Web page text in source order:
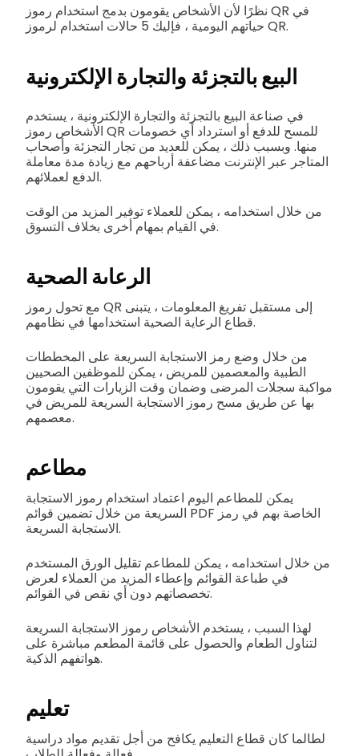
نظرًا لأن الأشخاص يقومون بدمج استخدام رموز QR في
حياتهم اليومية ، فإليك 5 حالات استخدام لرموز QR.
البيع بالتجزئة والتجارة الإلكترونية
في صناعة البيع بالتجزئة والتجارة الإلكترونية ، يستخدم
الأشخاص رموز QR للمسح للدفع أو استرداد أي خصومات
منها. وبسبب ذلك ، يمكن للعديد من تجار التجزئة وأصحاب
المتاجر عبر الإنترنت مضاعفة أرباحهم مع زيادة مدة معاملة
الدفع لعملائهم.
من خلال استخدامه ، يمكن للعملاء توفير المزيد من الوقت
في القيام بمهام أخرى بخلاف التسوق.
الرعاىة الصحية
مع تحول رموز QR إلى مستقبل تفريغ المعلومات ، يتبنى
قطاع الرعاية الصحية استخدامها في نظامهم.
من خلال وضع رمز الاستجابة السريعة على المخططات
الطبية والمعصمين للمريض ، يمكن للموظفين الصحيين
مواكبة سجلات المرضى وضمان وقت الزيارات التي يقومون
بها عن طريق مسح رموز الاستجابة السريعة للمريض في
معصمهم.
مطاعم
يمكن للمطاعم اليوم اعتماد استخدام رموز الاستجابة
السريعة من خلال تضمين قوائم PDF الخاصة بهم في رمز
الاستجابة السريعة.
من خلال استخدامه ، يمكن للمطاعم تقليل الورق المستخدم
في طباعة القوائم وإعطاء المزيد من العملاء لعرض
تخصصاتهم دون أي نقص في القوائم.
لهذا السبب ، يستخدم الأشخاص رموز الاستجابة السريعة
لتناول الطعام والحصول على قائمة المطعم مباشرة على
هواتفهم الذكية.
تعليم
لطالما كان قطاع التعليم يكافح من أجل تقديم مواد دراسية